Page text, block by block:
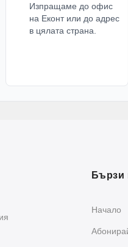
Изпращаме до офис
на Еконт или до адрес
в цялата страна.
Бързи
Начало